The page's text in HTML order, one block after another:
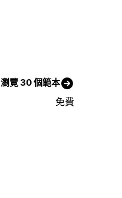
瀏覽 30 個範本
免費